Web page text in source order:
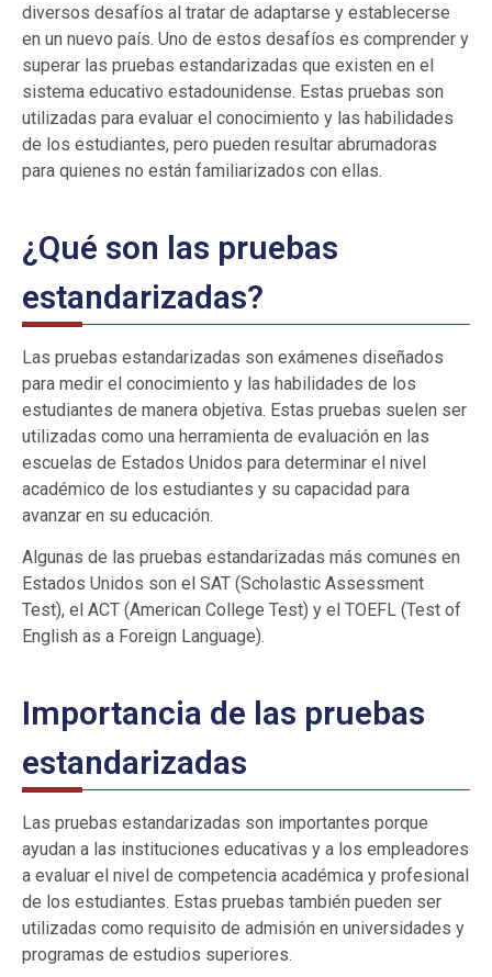
diversos desafíos al tratar de adaptarse y establecerse
en un nuevo país. Uno de estos desafíos es comprender y
superar las pruebas estandarizadas que existen en el
sistema educativo estadounidense. Estas pruebas son
utilizadas para evaluar el conocimiento y las habilidades
de los estudiantes, pero pueden resultar abrumadoras
para quienes no están familiarizados con ellas.
¿Qué son las pruebas
estandarizadas?
Las pruebas estandarizadas son exámenes diseñados
para medir el conocimiento y las habilidades de los
estudiantes de manera objetiva. Estas pruebas suelen ser
utilizadas como una herramienta de evaluación en las
escuelas de Estados Unidos para determinar el nivel
académico de los estudiantes y su capacidad para
avanzar en su educación.
Algunas de las pruebas estandarizadas más comunes en
Estados Unidos son el SAT (Scholastic Assessment
Test), el ACT (American College Test) y el TOEFL (Test of
English as a Foreign Language).
Importancia de las pruebas
estandarizadas
Las pruebas estandarizadas son importantes porque
ayudan a las instituciones educativas y a los empleadores
a evaluar el nivel de competencia académica y profesional
de los estudiantes. Estas pruebas también pueden ser
utilizadas como requisito de admisión en universidades y
programas de estudios superiores.